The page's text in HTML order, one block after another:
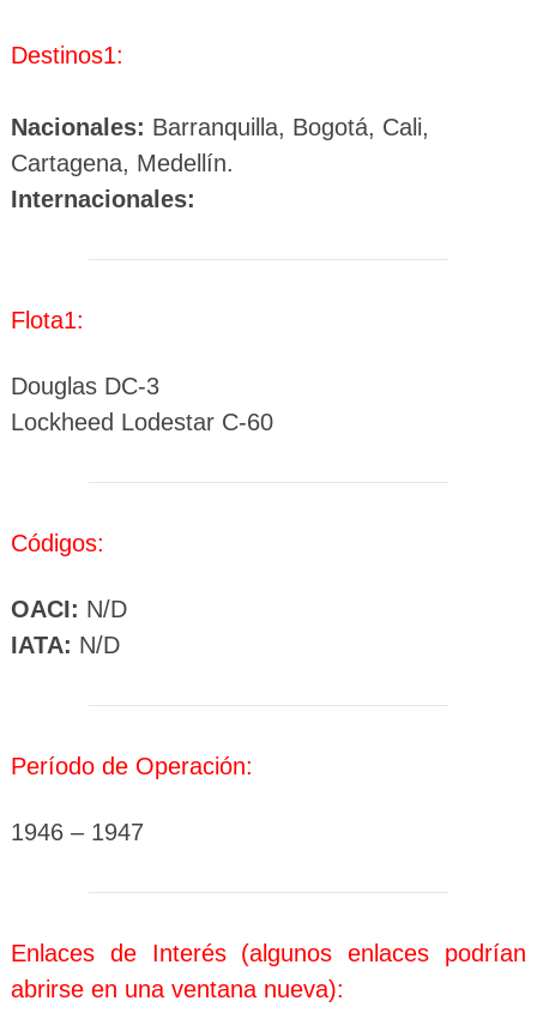
Destinos1:
Nacionales: Barranquilla, Bogotá, Cali,
Cartagena, Medellín.
Internacionales:
Flota1:
Douglas DC-3
Lockheed Lodestar C-60
Códigos:
OACI: N/D
IATA: N/D
Período de Operación:
1946 – 1947
Enlaces de Interés (algunos enlaces podrían
abrirse en una ventana nueva):